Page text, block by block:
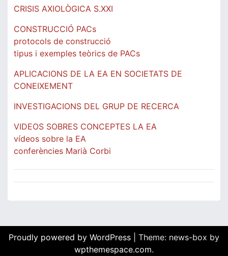
CRISIS AXIOLÒGICA S.XXI
CONSTRUCCIÓ PACs
protocols de construcció
tipus i exemples teòrics de PACs
APLICACIONS DE LA EA EN SOCIETATS DE
CONEIXEMENT
INVESTIGACIONS DEL GRUP DE RECERCA
VIDEOS SOBRES CONCEPTES LA EA
vídeos sobre la EA
conferències Marià Corbi
Proudly powered by WordPress
Theme: news-box by
wpthemespace.com.